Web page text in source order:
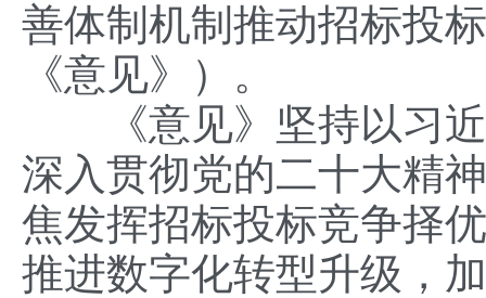
善体制机制推动招标投
《意见》）。
《意见》坚持以习近
深入贯彻党的二十大精
焦发挥招标投标竞争择
推进数字化转型升级，